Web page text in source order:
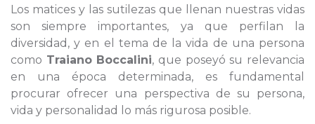
Los matices y las sutilezas que llenan nuestras vidas
son siempre importantes, ya que perfilan la
diversidad, y en el tema de la vida de una persona
como Traiano Boccalini, que poseyó su relevancia
en una época determinada, es fundamental
procurar ofrecer una perspectiva de su persona,
vida y personalidad lo más rigurosa posible.